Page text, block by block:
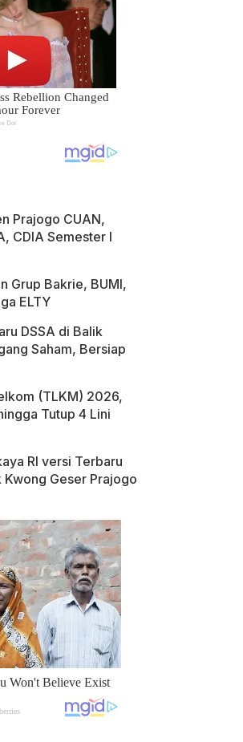
Prajogo CUAN,
CDIA Semester I
Grup Bakrie, BUMI,
ELTY
DSSA di Balik
Saham, Bersiap
(TLKM) 2026,
Tutup 4 Lini
RI versi Terbaru
Kwong Geser Prajogo